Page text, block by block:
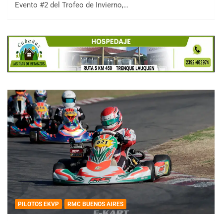
Evento #2 del Trofeo de Invierno,…
PILOTOS EKVP RMC BUENOS AIRES